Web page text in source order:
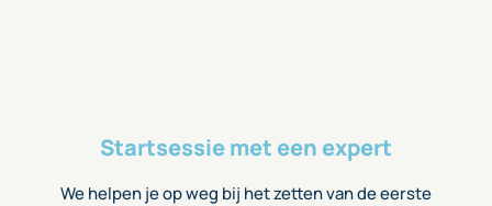
Startsessie met een expert
We helpen je op weg bij het zetten van de eerste